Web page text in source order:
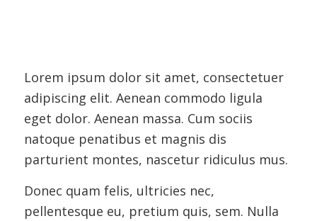
Lorem ipsum dolor sit amet, consectetuer
adipiscing elit. Aenean commodo ligula
eget dolor. Aenean massa. Cum sociis
natoque penatibus et magnis dis
parturient montes, nascetur ridiculus mus.
Donec quam felis, ultricies nec,
pellentesque eu, pretium quis, sem. Nulla